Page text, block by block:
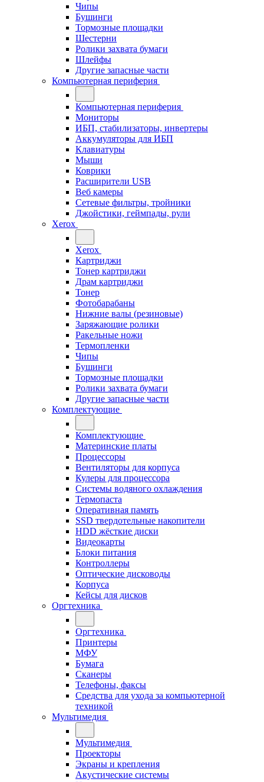
Чипы
Бушинги
Тормозные площадки
Шестерни
Ролики захвата бумаги
Шлейфы
Другие запасные части
Компьютерная периферия
Компьютерная периферия
Мониторы
ИБП, стабилизаторы, инвертеры
Аккумуляторы для ИБП
Клавиатуры
Мыши
Коврики
Расширители USB
Веб камеры
Сетевые фильтры, тройники
Джойстики, геймпады, рули
Xerox
Xerox
Картриджи
Тонер картриджи
Драм картриджи
Тонер
Фотобарабаны
Нижние валы (резиновые)
Заряжающие ролики
Ракельные ножи
Термопленки
Чипы
Бушинги
Тормозные площадки
Ролики захвата бумаги
Другие запасные части
Комплектующие
Комплектующие
Материнские платы
Процессоры
Вентиляторы для корпуса
Кулеры для процессора
Системы водяного охлаждения
Термопаста
Оперативная память
SSD твердотельные накопители
HDD жёсткие диски
Видеокарты
Блоки питания
Контроллеры
Оптические дисководы
Корпуса
Кейсы для дисков
Оргтехника
Оргтехника
Принтеры
МФУ
Бумага
Сканеры
Телефоны, факсы
Средства для ухода за компьютерной
техникой
Мультимедия
Мультимедия
Проекторы
Экраны и крепления
Акустические системы